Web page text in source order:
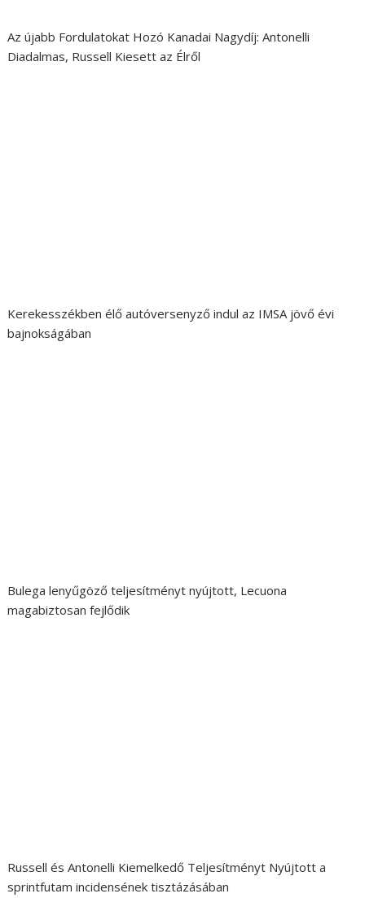
Az újabb Fordulatokat Hozó Kanadai Nagydíj: Antonelli
Diadalmas, Russell Kiesett az Élről
Kerekesszékben élő autóversenyző indul az IMSA jövő évi
bajnokságában
Bulega lenyűgöző teljesítményt nyújtott, Lecuona
magabiztosan fejlődik
Russell és Antonelli Kiemelkedő Teljesítményt Nyújtott a
sprintfutam incidensének tisztázásában